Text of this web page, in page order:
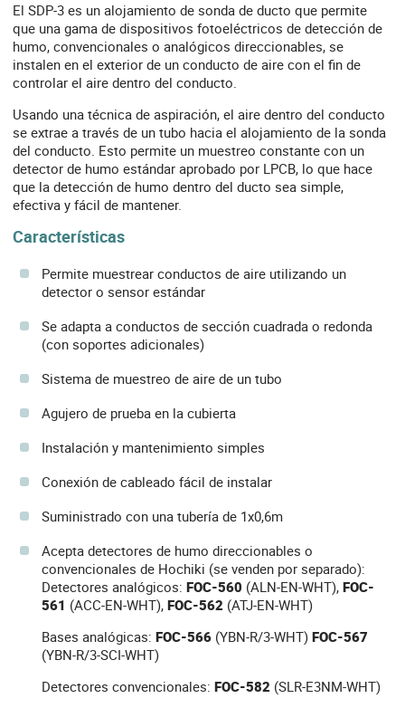
El SDP-3 es un alojamiento de sonda de ducto que permite
que una gama de dispositivos fotoeléctricos de detección de
humo, convencionales o analógicos direccionables, se
instalen en el exterior de un conducto de aire con el fin de
controlar el aire dentro del conducto.
Usando una técnica de aspiración, el aire dentro del conducto
se extrae a través de un tubo hacia el alojamiento de la sonda
del conducto. Esto permite un muestreo constante con un
detector de humo estándar aprobado por LPCB, lo que hace
que la detección de humo dentro del ducto sea simple,
efectiva y fácil de mantener.
Características
Permite muestrear conductos de aire utilizando un
detector o sensor estándar
Se adapta a conductos de sección cuadrada o redonda
(con soportes adicionales)
Sistema de muestreo de aire de un tubo
Agujero de prueba en la cubierta
Instalación y mantenimiento simples
Conexión de cableado fácil de instalar
Suministrado con una tubería de 1x0,6m
Acepta detectores de humo direccionables o
convencionales de Hochiki (se venden por separado):
Detectores analógicos: FOC-560 (ALN-EN-WHT), FOC-
561 (ACC-EN-WHT), FOC-562 (ATJ-EN-WHT)
Bases analógicas: FOC-566 (YBN-R/3-WHT) FOC-567
(YBN-R/3-SCI-WHT)
Detectores convencionales: FOC-582 (SLR-E3NM-WHT)